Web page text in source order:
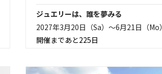
ジュエリーは、誰を夢みる
2027年3月20日（Sa）〜6月21日（Mo）
開催まであと225日